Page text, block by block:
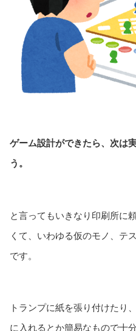
ゲーム設計ができたら、次は
う。
と言ってもいきなり印刷所に
くて、いわゆる仮のモノ、テ
です。
トランプに紙を張り付けたり
に入れるとか簡易なもので十